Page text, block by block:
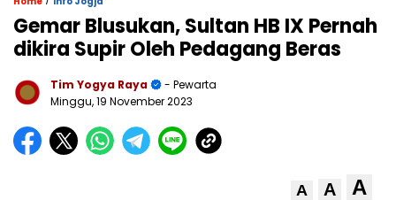
Gemar Blusukan, Sultan HB IX Pernah
dikira Supir Oleh Pedagang Beras
Tim Yogya Raya
- Pewarta
Minggu, 19 November 2023
A A A